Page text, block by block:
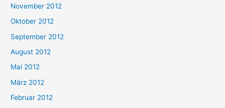
November 2012
Oktober 2012
September 2012
August 2012
Mai 2012
März 2012
Februar 2012